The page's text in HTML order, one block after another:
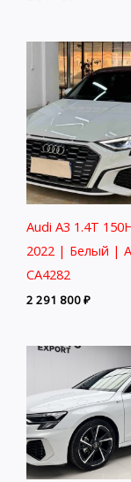
Audi A3 1.4T
2022 | Белый |
CA4282
2 291 800₽